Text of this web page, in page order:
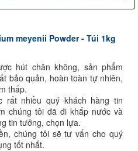
meyenii Powder - Túi 1kg
hút chân không, sản phẩm
bảo quản, hoàn toàn tự nhiên,
thấp.
rất nhiều quý khách hàng tin
chúng tôi đã đi khắp nước và
tin tưởng, chọn lựa.
chúng tôi sẽ tư vấn cho quý
tốt nhất.